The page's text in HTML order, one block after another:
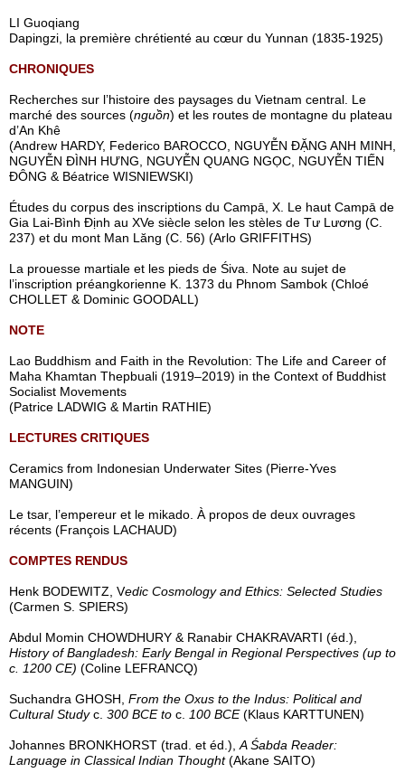
LI Guoqiang
Dapingzi, la première chrétienté au cœur du Yunnan (1835-1925)
CHRONIQUES
Recherches sur l’histoire des paysages du Vietnam central. Le
marché des sources (nguồn) et les routes de montagne du plateau
d’An Khê
(Andrew HARDY, Federico BAROCCO, NGUYỄN ĐẶNG ANH MINH,
NGUYỄN ĐÌNH HƯNG, NGUYỄN QUANG NGỌC, NGUYỄN TIẾN
ĐÔNG & Béatrice WISNIEWSKI)
Études du corpus des inscriptions du Campā, X. Le haut Campā de
Gia Lai-Bình Định au XVe siècle selon les stèles de Tư Lương (C.
237) et du mont Man Lăng (C. 56) (Arlo GRIFFITHS)
La prouesse martiale et les pieds de Śiva. Note au sujet de
l’inscription préangkorienne K. 1373 du Phnom Sambok (Chloé
CHOLLET & Dominic GOODALL)
NOTE
Lao Buddhism and Faith in the Revolution: The Life and Career of
Maha Khamtan Thepbuali (1919–2019) in the Context of Buddhist
Socialist Movements
(Patrice LADWIG & Martin RATHIE)
LECTURES CRITIQUES
Ceramics from Indonesian Underwater Sites (Pierre-Yves
MANGUIN)
Le tsar, l’empereur et le mikado. À propos de deux ouvrages
récents (François LACHAUD)
COMPTES RENDUS
Henk BODEWITZ, Vedic Cosmology and Ethics: Selected Studies
(Carmen S. SPIERS)
Abdul Momin CHOWDHURY & Ranabir CHAKRAVARTI (éd.),
History of Bangladesh: Early Bengal in Regional Perspectives (up to
c. 1200 CE) (Coline LEFRANCQ)
Suchandra GHOSH, From the Oxus to the Indus: Political and
Cultural Studyc. 300 BCE to c. 100 BCE(Klaus KARTTUNEN)
Johannes BRONKHORST (trad. et éd.), A Śabda Reader:
Language in Classical Indian Thought(Akane SAITO)